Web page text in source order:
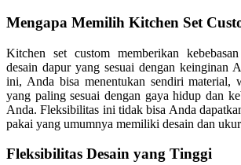
Mengapa Memilih Kitchen Set
Kitchen set custom memberikan
desain dapur yang sesuai dengan keinginan
ini, Anda bisa menentukan sendiri material,
yang paling sesuai dengan gaya hidup dan
Anda. Fleksibilitas ini tidak bisa Anda
pakai yang umumnya memiliki desain dan
Fleksibilitas Desain yang Tinggi